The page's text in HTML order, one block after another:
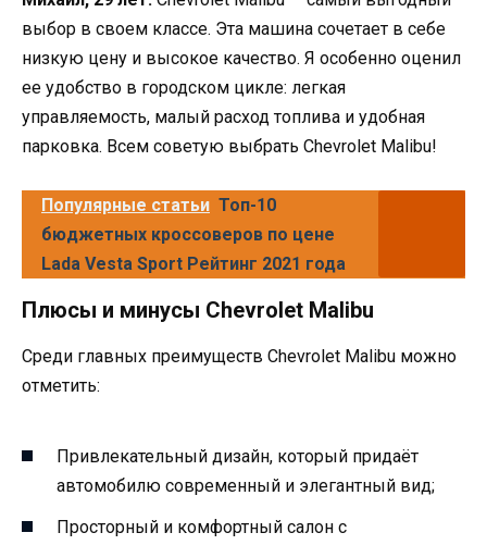
выбор в своем классе. Эта машина сочетает в себе
низкую цену и высокое качество. Я особенно оценил
ее удобство в городском цикле: легкая
управляемость, малый расход топлива и удобная
парковка. Всем советую выбрать Chevrolet Malibu!
Популярные статьи Топ-10
бюджетных кроссоверов по цене
Lada Vesta Sport Рейтинг 2021 года
Плюсы и минусы Chevrolet Malibu
Среди главных преимуществ Chevrolet Malibu можно
отметить:
Привлекательный дизайн, который придаёт
автомобилю современный и элегантный вид;
Просторный и комфортный салон с